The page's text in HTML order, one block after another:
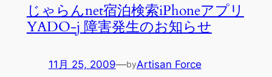
じゃらんnet宿泊検索iPhoneアプリ
YADO-j 障害発生のお知らせ
11月 25, 2009—byArtisan Force